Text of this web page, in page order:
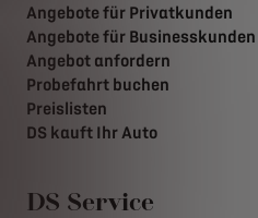
Angebote für Privatkunden
Angebote für Businesskunden
Angebot anfordern
Probefahrt buchen
Preislisten
DS kauft Ihr Auto
DS Service